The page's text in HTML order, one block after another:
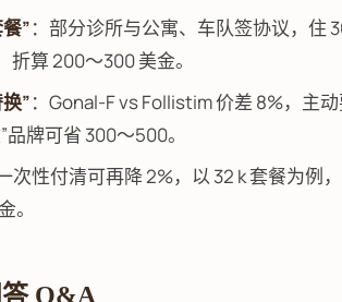
”：部分诊所与公寓、车队签协议，住
折算 200～300 美金。
”：Gonal-F vs Follistim 价差 8%，主
品牌可省 300～500。
次性付清可再降 2%，以 32 k 套餐为例
。
Q&A